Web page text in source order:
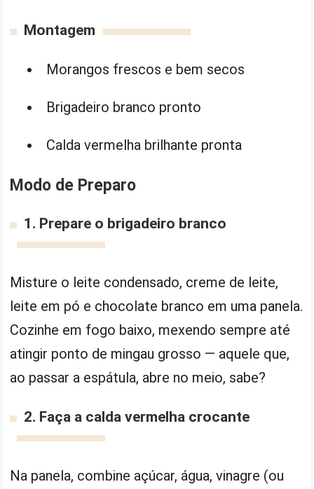
Montagem
Morangos frescos e bem secos
Brigadeiro branco pronto
Calda vermelha brilhante pronta
Modo de Preparo
1. Prepare o brigadeiro branco
Misture o leite condensado, creme de leite,
leite em pó e chocolate branco em uma panela.
Cozinhe em fogo baixo, mexendo sempre até
atingir ponto de mingau grosso — aquele que,
ao passar a espátula, abre no meio, sabe?
2. Faça a calda vermelha crocante
Na panela, combine açúcar, água, vinagre (ou